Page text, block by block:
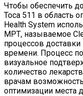
Чтобы обеспечить
Toca 511 в область
Health System
МРТ, называемое
процессов
времени. Процесс
визуальное
количество
врачам
оптимизации места